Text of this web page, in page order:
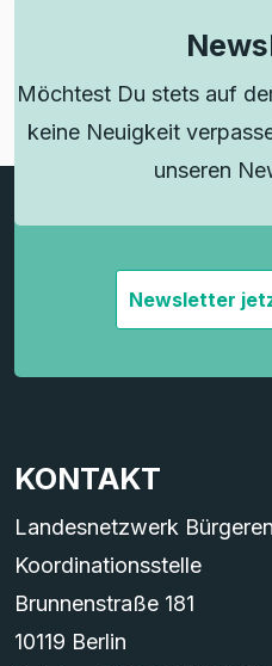
Möchtest Du stets auf
keine Neuigkeit
unseren
Newsletter
KONTAKT
Landesnetzwerk
Koordinationsstelle
Brunnenstraße 181
10119 Berlin